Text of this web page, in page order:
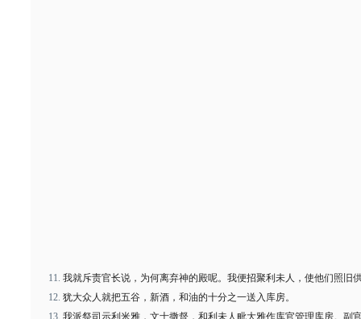
我就斥责官长说，为何离弃神的殿呢。我便招聚利未人，使他们照旧
犹大众人就把五谷，新酒，和油的十分之一送入库房。
我派祭司示利米雅，文士撒督，和利未人毗大雅作库官管理库房。副